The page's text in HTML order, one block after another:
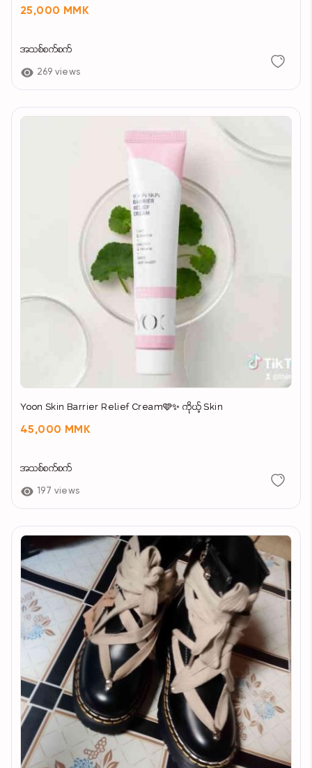
25,000 MMK
အသစ်စက်စက်
269 views
Yoon Skin Barrier Relief Cream🩷✨ ကိုယ့် Skin
45,000 MMK
အသစ်စက်စက်
197 views